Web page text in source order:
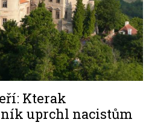
Kterak
uprchl nacistům